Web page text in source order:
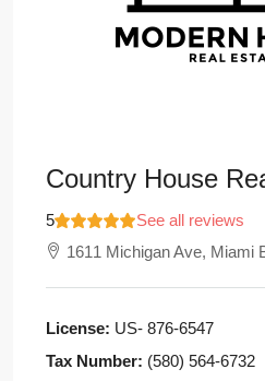
Country House
5
See all reviews
1611 Michigan Ave, Miami
License: US- 876-6547
Tax Number: (580) 564-6732